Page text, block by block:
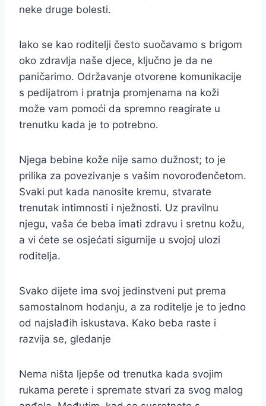
neke druge bolesti.
Iako se kao roditelji često suočavamo s brigom
oko zdravlja naše djece, ključno je da ne
paničarimo. Održavanje otvorene komunikacije
s pedijatrom i pratnja promjenama na koži
može vam pomoći da spremno reagirate u
trenutku kada je to potrebno.
Njega bebine kože nije samo dužnost; to je
prilika za povezivanje s vašim novorođenčetom.
Svaki put kada nanosite kremu, stvarate
trenutak intimnosti i nježnosti. Uz pravilnu
njegu, vaša će beba imati zdravu i sretnu kožu,
a vi ćete se osjećati sigurnije u svojoj ulozi
roditelja.
Svako dijete ima svoj jedinstveni put prema
samostalnom hodanju, a za roditelje je to jedno
od najslađih iskustava. Kako beba raste i
razvija se, gledanje
Nema ništa ljepše od trenutka kada svojim
rukama perete i spremate stvari za svog malog